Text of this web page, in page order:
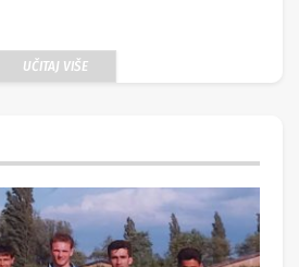
UČITAJ VIŠE